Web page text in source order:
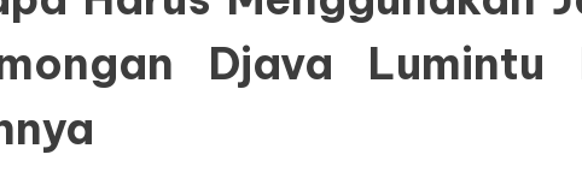
Jasa
Arsitek
Djava Lumintu